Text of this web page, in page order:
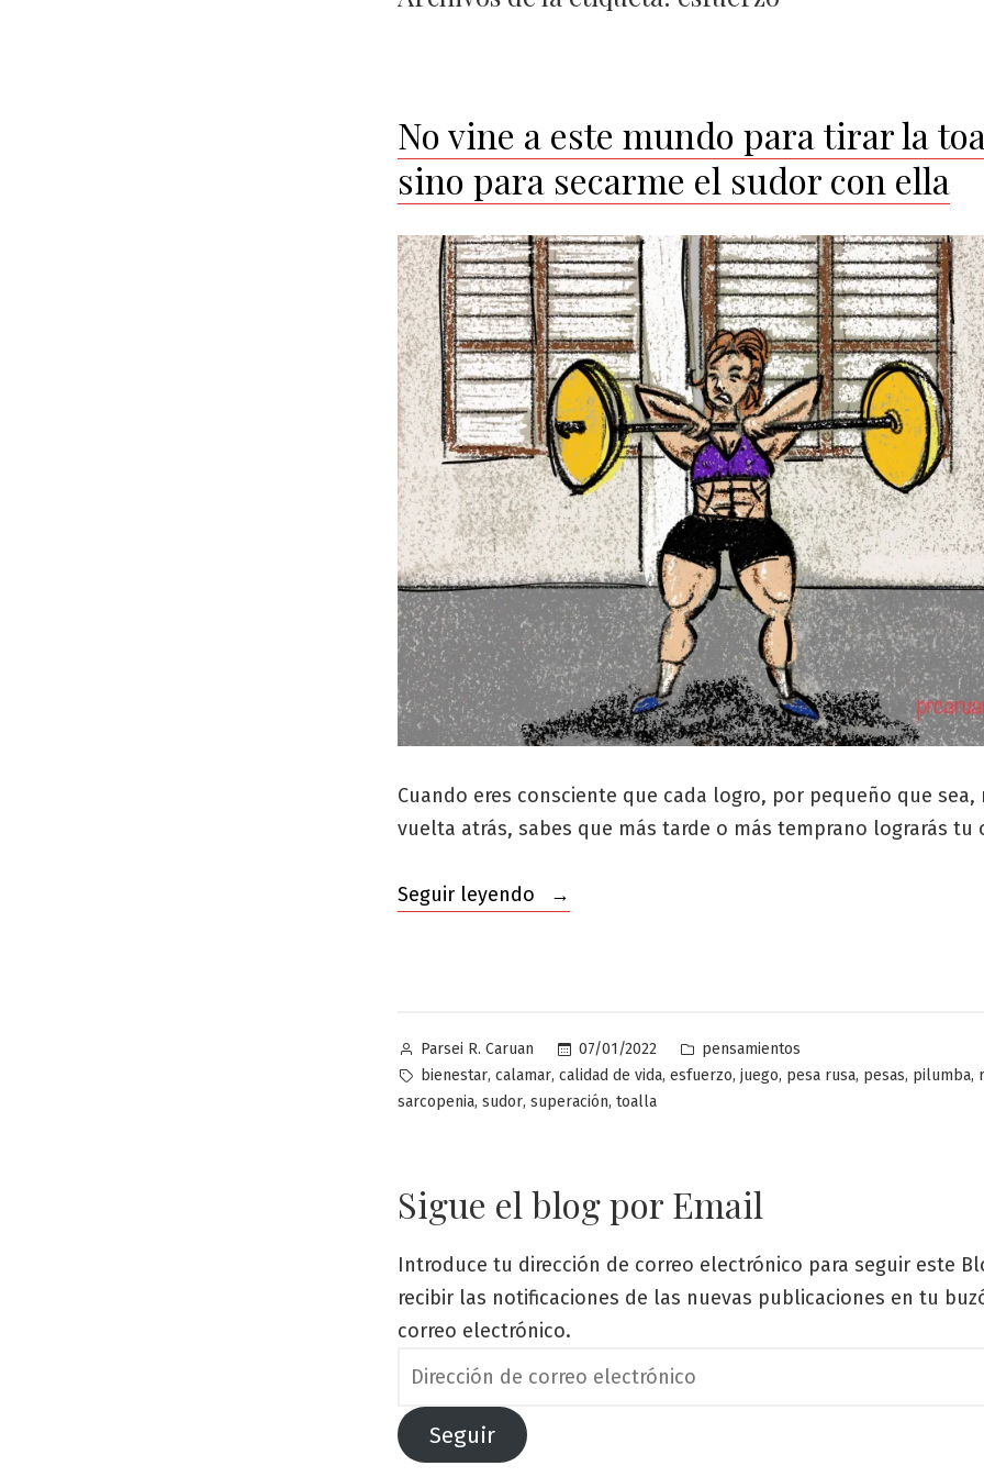
No vine a este mundo para tirar la
sino para secarme el sudor con ella
Cuando eres consciente que cada logro, por pequeño que sea,
vuelta atrás, sabes que más tarde o más temprano lograrás tu
Seguir leyendo
«No
para
sino
para
secarme
el
sudor
ella»
Publicado
por
Parsei R. Caruan 07/01/2022
Publicado
en
pensamientos
Etiquetas:
bienestar, calamar, calidad de vida, esfuerzo, juego, pesa rusa, pesas, pilumba,
sarcopenia, sudor, superación, toalla
Sigue el blog por Email
Introduce tu dirección de correo electrónico para seguir este
recibir las notificaciones de las nuevas publicaciones en tu
correo electrónico.
Dirección
correo
electrónico
Seguir